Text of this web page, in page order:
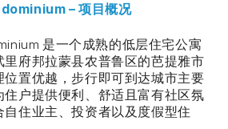
– 项目概况
是一个成熟的低层住宅公寓
府邦拉蒙县农普鲁区的芭提雅市
置优越，步行即可到达城市主要
户提供便利、舒适且富有社区氛
自住业主、投资者以及度假型住